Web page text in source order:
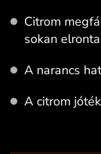
Citrom
sokan
A narancs
A citrom